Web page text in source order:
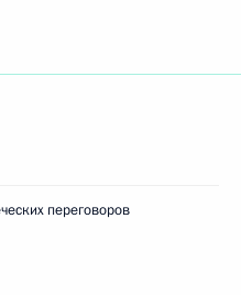
переговоров